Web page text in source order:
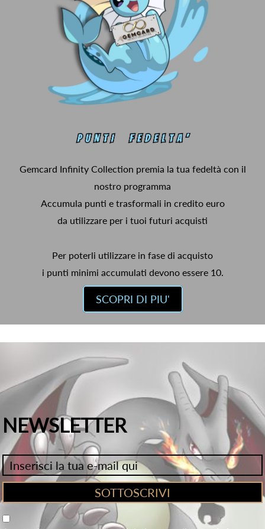
Gemcard Infinity Collection premia la tua fedeltà con il
nostro programma
Accumula punti e trasformali in credito euro
da utilizzare per i tuoi futuri acquisti
Per poterli utilizzare in fase di acquisto
i punti minimi accumulati devono essere 10.
SCOPRI DI PIU'
NEWSLETTER